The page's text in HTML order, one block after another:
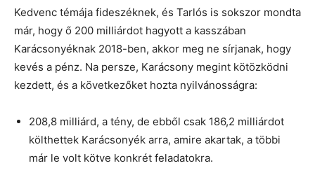
Kedvenc témája fideszéknek, és Tarlós is sokszor mondta
már, hogy ő 200 milliárdot hagyott a kasszában
Karácsonyéknak 2018-ben, akkor meg ne sírjanak, hogy
kevés a pénz. Na persze, Karácsony megint kötözködni
kezdett, és a következőket hozta nyilvánosságra:
208,8 milliárd, a tény, de ebből csak 186,2 milliárdot
költhettek Karácsonyék arra, amire akartak, a többi
már le volt kötve konkrét feladatokra.